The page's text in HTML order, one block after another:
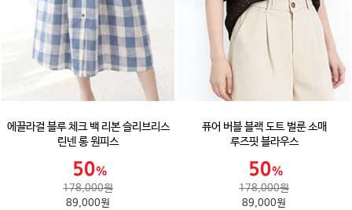
에끌라걸 블루 체크 백 리본 슬리브리스
린넨 롱 원피스
178,000원
89,000원
퓨어 버블 블랙 도트 벌룬 소매
루즈핏 블라우스
178,000원
89,000원